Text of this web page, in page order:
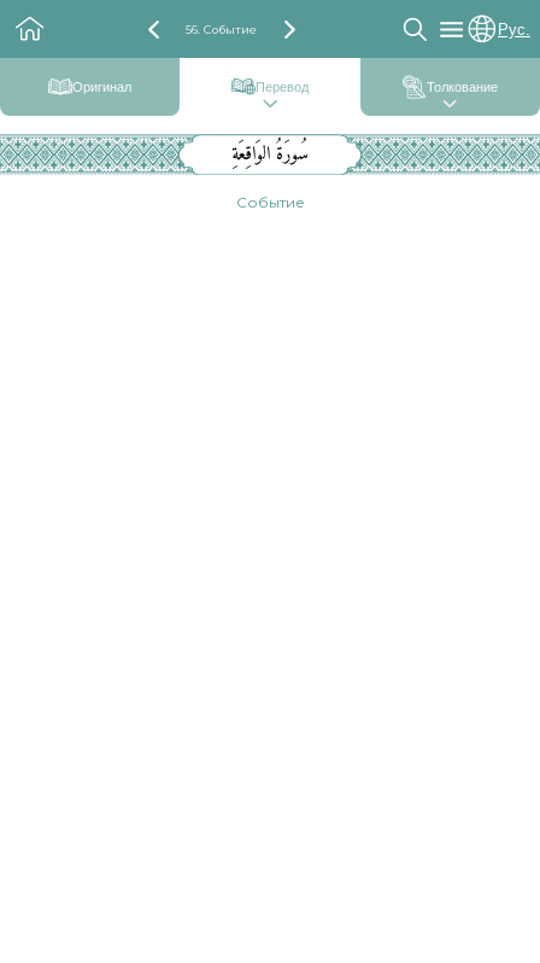
56. Событие Рус.
Оригинал Перевод Толкование
سُورَةُ الوَاقِعَةِ
Событие